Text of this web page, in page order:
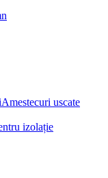
Amestecuri uscate
izolație